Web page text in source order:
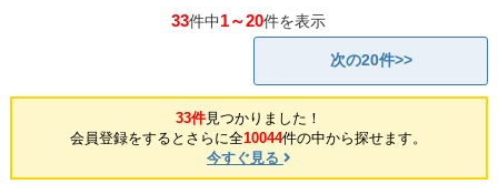
33件中1～20件を表示
次の20件>>
33件見つかりました！
会員登録をするとさらに全10044件の中から探せます。
今すぐ見る